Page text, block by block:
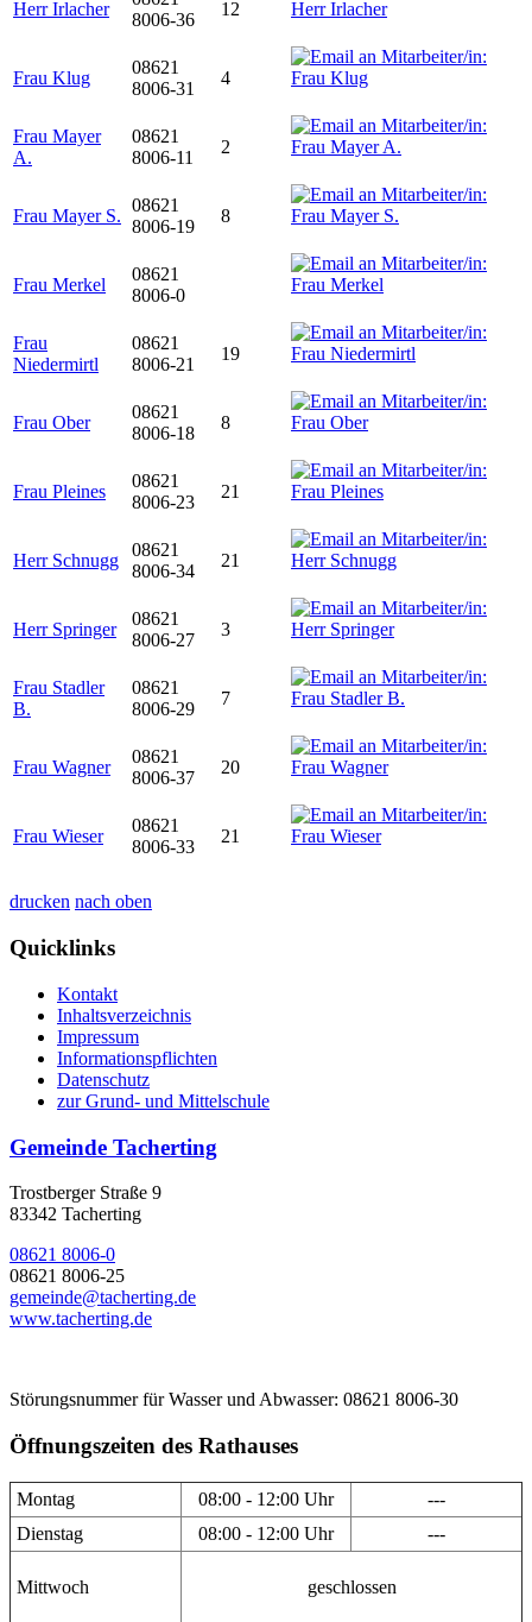
Herr Irlacher
8006-36
12
Frau Klug
08621
8006-31
4
Frau Mayer
A.
08621
8006-11
2
Frau Mayer S.
08621
8006-19
8
Frau Merkel
08621
8006-0
Frau
Niedermirtl
08621
8006-21
19
Frau Ober
08621
8006-18
8
Frau Pleines
08621
8006-23
21
Herr Schnugg
08621
8006-34
21
Herr Springer
08621
8006-27
3
Frau Stadler
B.
08621
8006-29
7
Frau Wagner
08621
8006-37
20
Frau Wieser
08621
8006-33
21
drucken nach oben
Quicklinks
Kontakt
Inhaltsverzeichnis
Impressum
Informationspflichten
Datenschutz
zur Grund- und Mittelschule
Gemeinde Tacherting
Trostberger Straße 9
83342 Tacherting
08621 8006-0
08621 8006-25
gemeinde@tacherting.de
www.tacherting.de
Störungsnummer für Wasser und Abwasser: 08621 8006-30
Öffnungszeiten des Rathauses
Montag 08:00 - 12:00 Uhr
---
Dienstag
08:00 - 12:00 Uhr ---
Mittwoch geschlossen